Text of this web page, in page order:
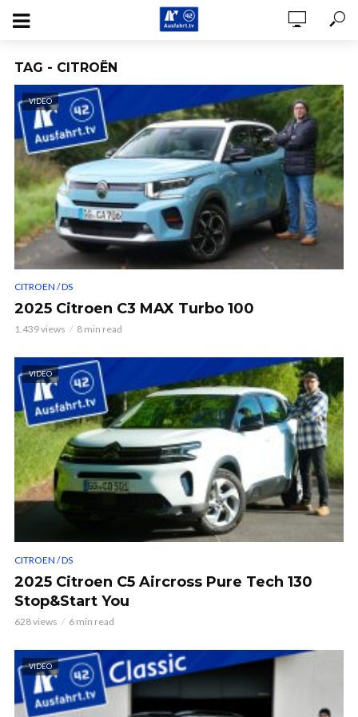
TAG - CITROËN
VIDEO
CITROEN / DS
2025 Citroen C3 MAX Turbo 100
1.439 views 8 min read
VIDEO
CITROEN / DS
2025 Citroen C5 Aircross Pure Tech 130
Stop&Start You
628 views 6 min read
VIDEO